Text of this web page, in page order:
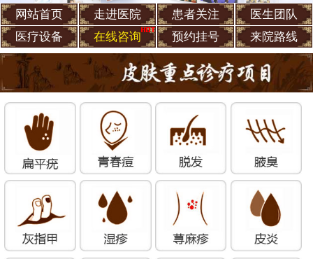
网站首页 走进医院 患者关注
医生团队
医疗设备
在线咨询 预约挂号 来院路线